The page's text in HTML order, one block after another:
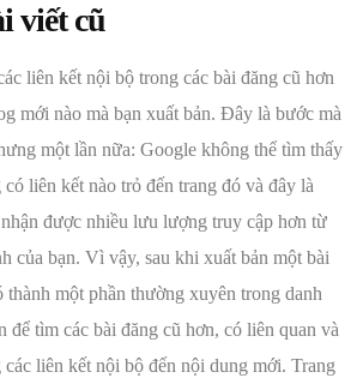
viết cũ
liên kết nội bộ trong các bài đăng cũ hơn
mới nào mà bạn xuất bản. Đây là bước mà
một lần nữa: Google không thể tìm thấy
liên kết nào trỏ đến trang đó và đây là
được nhiều lưu lượng truy cập hơn từ
của bạn. Vì vậy, sau khi xuất bản một bài
một phần thường xuyên trong danh
để tìm các bài đăng cũ hơn, có liên quan và
các liên kết nội bộ đến nội dung mới. Trang